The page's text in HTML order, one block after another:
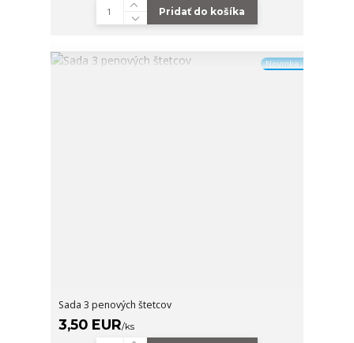
Pridať do košíka
Novinka
Sada 3 penových štetcov
3,50 EUR/ks